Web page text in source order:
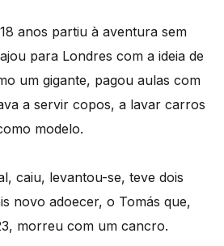
anos partiu à aventura sem
para Londres com a ideia de
um gigante, pagou aulas com
a servir copos, a lavar carros
modelo.
caiu, levantou-se, teve dois
novo adoecer, o Tomás que,
morreu com um cancro.